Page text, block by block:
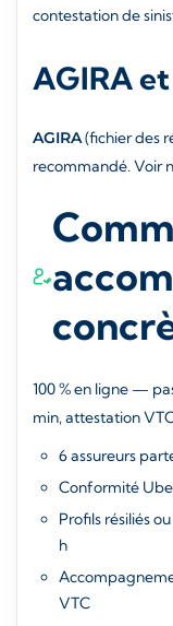
contestation de
AGIRA
AGIRA(fichier des
recommandé. Voir
100 % en ligne —
min, attestation
6 assureurs
Conformité
Profils résiliés
h
VTC